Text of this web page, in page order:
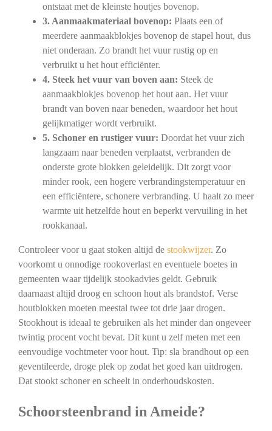
ontstaat met de kleinste houtjes bovenop.
3. Aanmaakmateriaal bovenop: Plaats een of
meerdere aanmaakblokjes bovenop de stapel hout, dus
niet onderaan. Zo brandt het vuur rustig op en
verbruikt u het hout efficiënter.
4. Steek het vuur van boven aan: Steek de
aanmaakblokjes bovenop het hout aan. Het vuur
brandt van boven naar beneden, waardoor het hout
gelijkmatiger wordt verbruikt.
5. Schoner en rustiger vuur: Doordat het vuur zich
langzaam naar beneden verplaatst, verbranden de
onderste grote blokken geleidelijk. Dit zorgt voor
minder rook, een hogere verbrandingstemperatuur en
een efficiëntere, schonere verbranding. U haalt zo meer
warmte uit hetzelfde hout en beperkt vervuiling in het
rookkanaal.
Controleer voor u gaat stoken altijd de stookwijzer. Zo
voorkomt u onnodige rookoverlast en eventuele boetes in
gemeenten waar tijdelijk stookadvies geldt. Gebruik
daarnaast altijd droog en schoon hout als brandstof. Verse
houtblokken moeten meestal twee tot drie jaar drogen.
Stookhout is ideaal te gebruiken als het minder dan ongeveer
twintig procent vocht bevat. Dit kunt u zelf meten met een
eenvoudige vochtmeter voor hout. Tip: sla brandhout op een
geventileerde, droge plek op zodat het goed kan uitdrogen.
Dat stookt schoner en scheelt in onderhoudskosten.
Schoorsteenbrand in Ameide?